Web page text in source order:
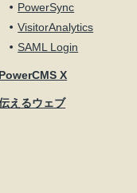
PowerSync
VisitorAnalytics
SAML Login
PowerCMS X
えるウェブ